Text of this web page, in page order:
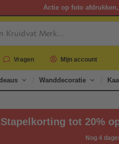
Actie op foto
Vragen Mijn account
Wanddecoratie
Stapelkorting tot 20%
Nog 4